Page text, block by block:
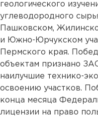
геологического
углеводородного
Пашковском,
и Южно-Юрчукском
Пермского края.
объектам признано
наилучшие технико-
освоению участков.
конца месяца
лицензии на право